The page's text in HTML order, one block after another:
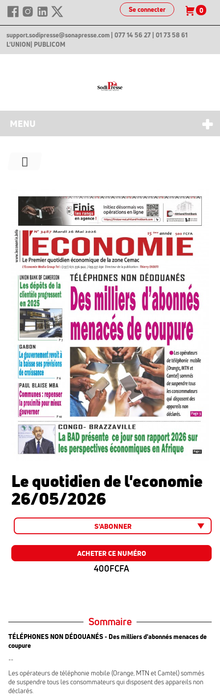
Se connecter 0
support.sodipresse@sonapresse.com | 077 14 56 27 | 01 73 58 61
L'UNION | PUBLICOM
MENU
Le quotidien de l'economie
26/05/2026
S'ABONNER
ACHETER CE NUMÉRO
400FCFA
Sommaire
TÉLÉPHONES NON DÉDOUANÉS - Des milliers d'abonnés menaces de
coupure
--
Les opérateurs de téléphonie mobile (Orange, MTN et Camtel) sommés
de suspendre tous les consommateurs qui disposent des appareils non
déclarés.